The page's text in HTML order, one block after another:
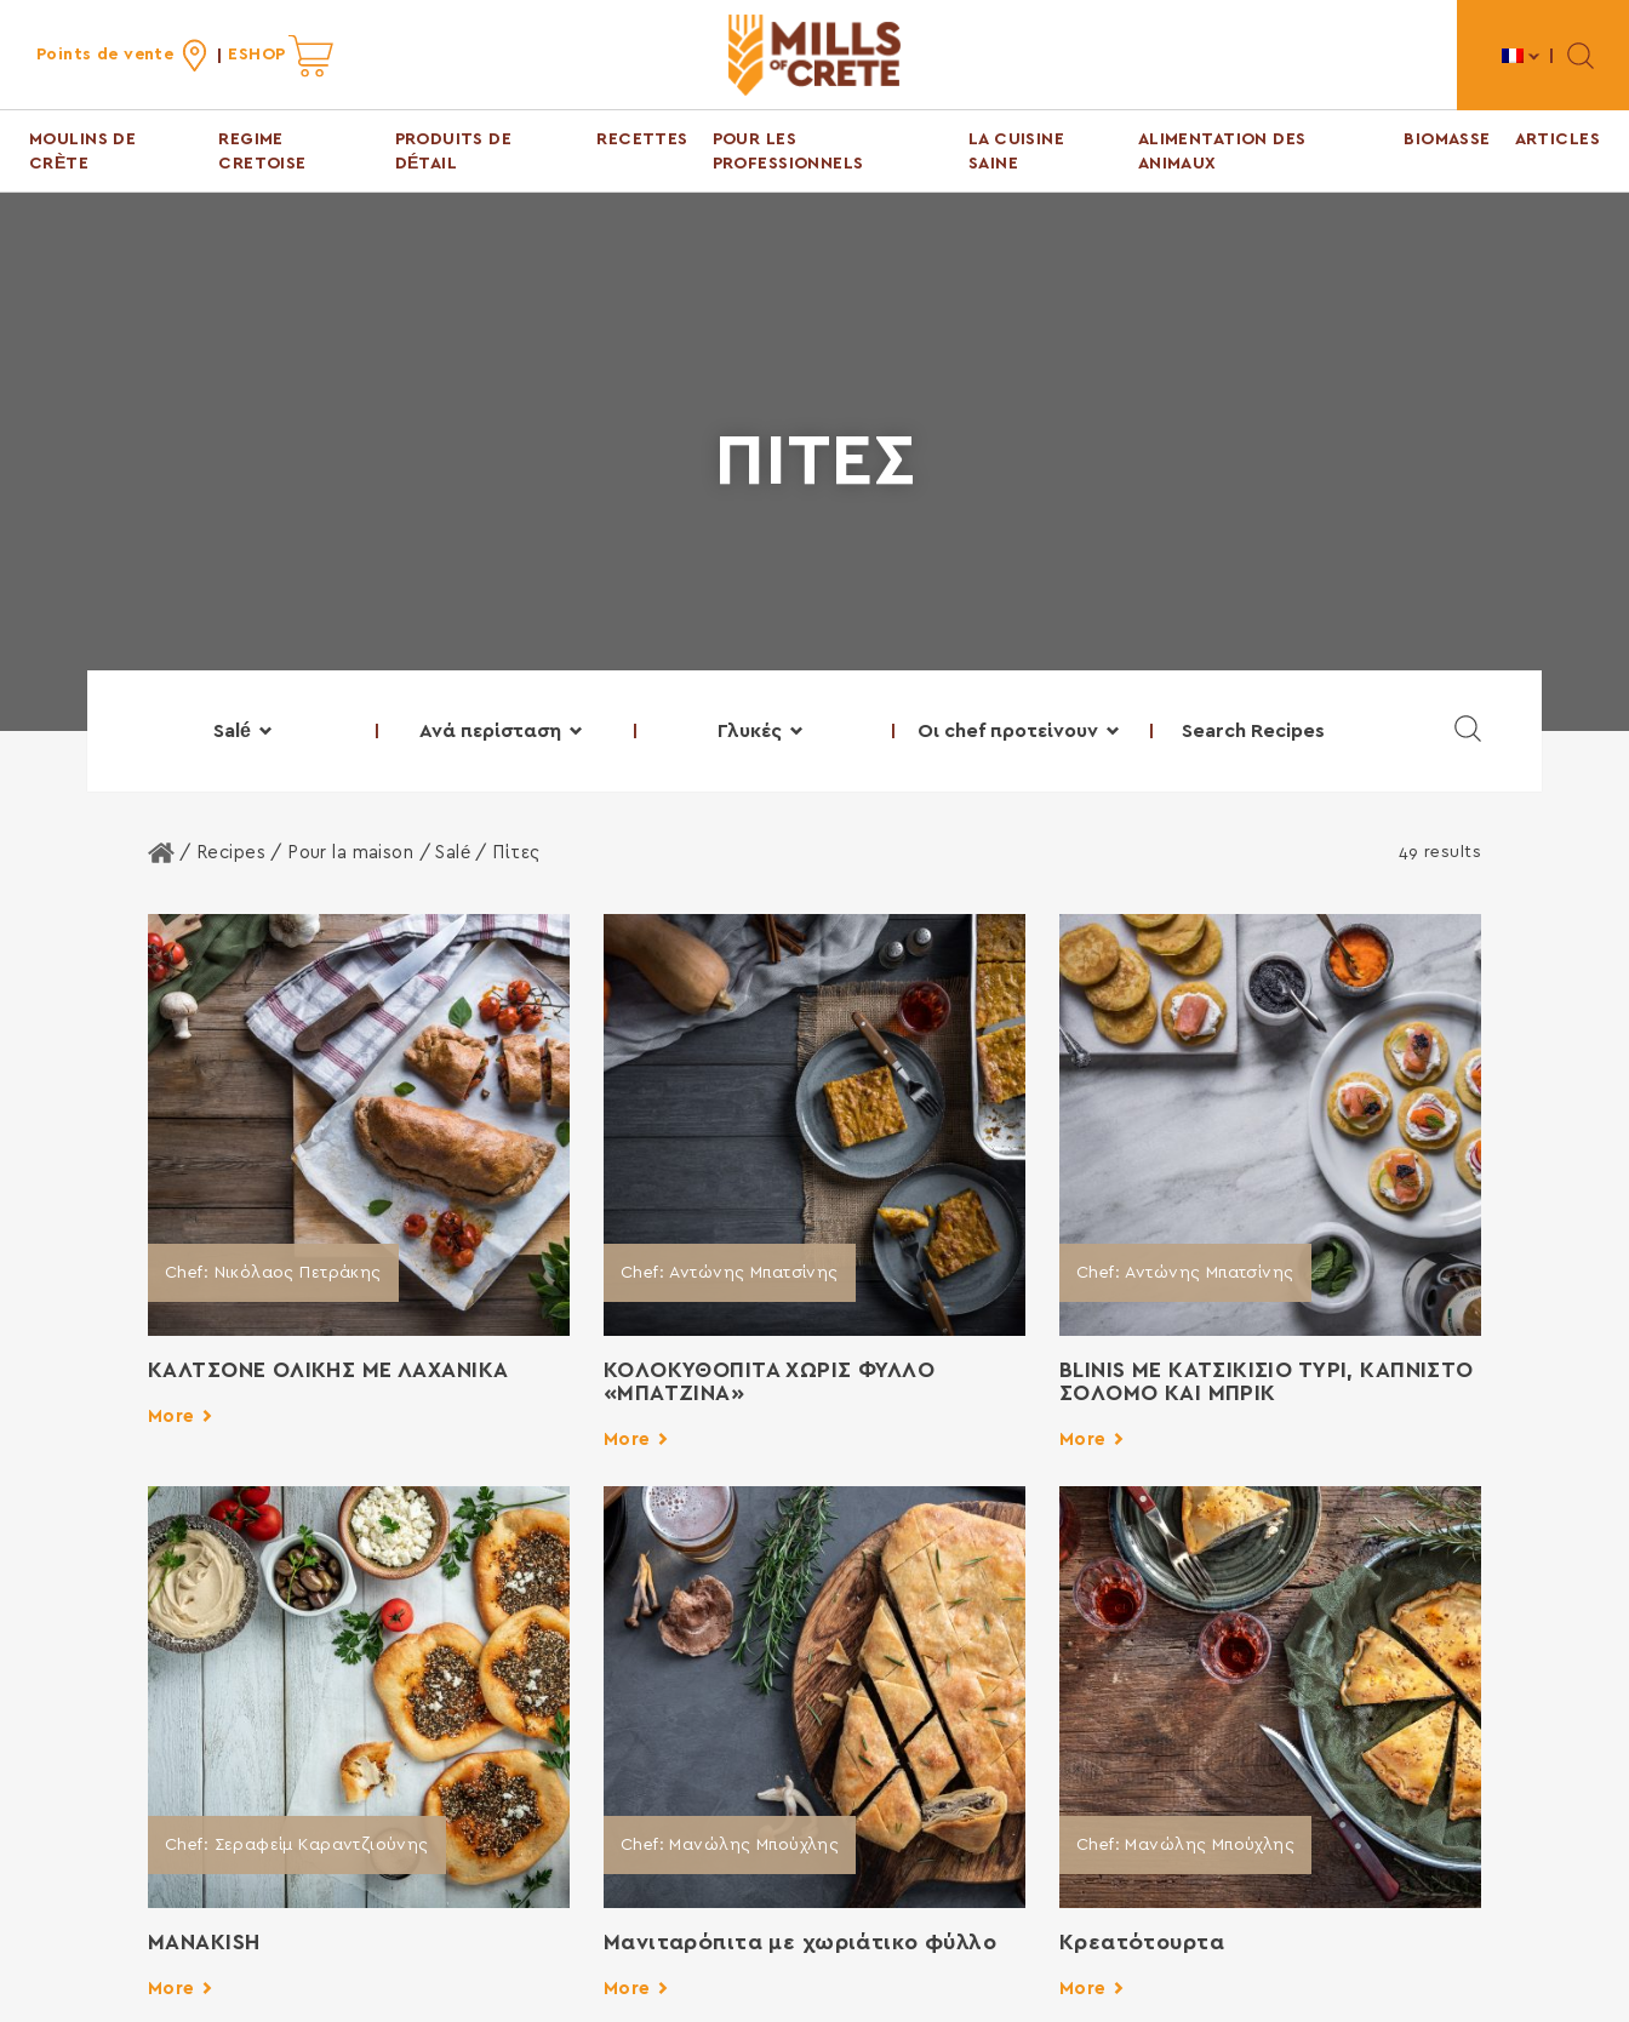
Points de vente ESHOP Toggle
MOULINS DE
CRÈTE
REGIME
CRETOISE
PRODUITS DE
DÉTAIL
RECETTES
POUR LES
PROFESSIONNELS
LA CUISINE
SAINE
ALIMENTATION DES
ANIMAUX
BIOMASSE ARTICLES
ΠΙΤΕΣ
Salé Ανά περίσταση Γλυκές Οι chef προτείνουν Search Recipes
Home
/ Recipes / Pour la maison /Salé / Πίτες 49 results
Chef: Νικόλαος Πετράκης
ΚΑΛΤΣΟΝΕ ΟΛΙΚΗΣ ΜΕ ΛΑΧΑΝΙΚΑ
More
Chef: Αντώνης Μπατσίνης
ΚΟΛΟΚΥΘΟΠΙΤΑ ΧΩΡΙΣ ΦΥΛΛΟ
«ΜΠΑΤΖΙΝΑ»
More
Chef: Αντώνης Μπατσίνης
BLINIS ΜΕ ΚΑΤΣΙΚΙΣΙΟ ΤΥΡΙ, ΚΑΠΝΙΣΤΟ
ΣΟΛΟΜΟ ΚΑΙ ΜΠΡΙΚ
More
Chef: Σεραφείμ Καραντζιούνης
MANAKISH
More
Chef: Μανώλης Μπούχλης
Μανιταρόπιτα με χωριάτικο φύλλο
More
Chef: Μανώλης Μπούχλης
Κρεατότουρτα
More